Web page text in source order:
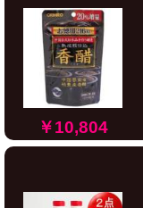
￥10,804